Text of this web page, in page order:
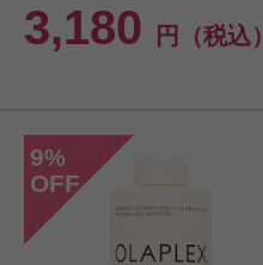
3,180 円（税込）
9%
OFF